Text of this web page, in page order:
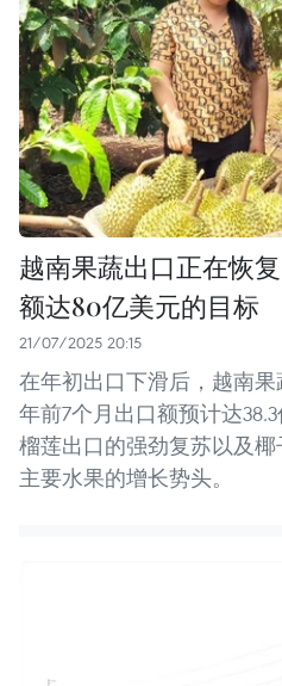
越南果蔬出口正在恢
额达80亿美元的目标
21/07/2025 20:15
在年初出口下滑后，越南
年前7个月出口额预计达
榴莲出口的强劲复苏以及
主要水果的增长势头。